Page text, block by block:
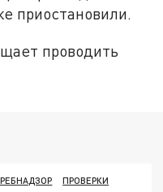
приостановили.
проводить
ПРОВЕРКИ